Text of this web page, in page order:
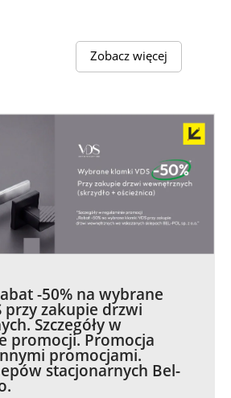
Zobacz więcej
-50% na wybrane
przy zakupie drzwi
Szczegóły w
promocji. Promocja
promocjami.
stacjonarnych Bel-